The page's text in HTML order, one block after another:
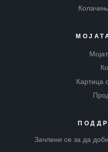
Картица
Зачлени се за да